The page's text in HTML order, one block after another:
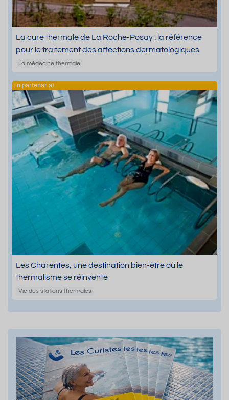
La cure thermale de La Roche-Posay : la référence
pour le traitement des affections dermatologiques
La médecine thermale
Les Charentes, une destination bien-être où le
thermalisme se réinvente
Vie des stations thermales